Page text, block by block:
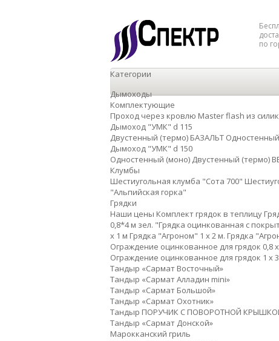
по
Категории
Дымоходы
Комплектующие
Проход через кровлю Master flash из
Дымоход "УМК" d 115
Двустенный (термо) БАЗАЛЬТ
Дымоход "УМК" d 150
Одностенный (моно) Двустенный (термо)
Клумбы
Шестиугольная клумба "Сота 700"
"Альпийская горка"
Грядки
Наши цены Комплект грядок в теплицу
0,8*4 м зел. "Грядка оцинкованная с
х 1 м Грядка "Агроном" 1 x 2 м. Грядка
Ограждение оцинкованное для грядок 0,8
Ограждение оцинкованное для грядок 1 х
Тандыр «Сармат Восточный»
Тандыр «Сармат Алладин mini»
Тандыр «Сармат Большой»
Тандыр «Сармат Охотник»
Тандыр ПОРУЧИК С ПОВОРОТНОЙ
Тандыр «Сармат Донской»
Марокканский гриль